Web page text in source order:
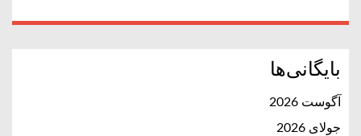
بایگانی‌ها
آگوست 2026
جولای 2026